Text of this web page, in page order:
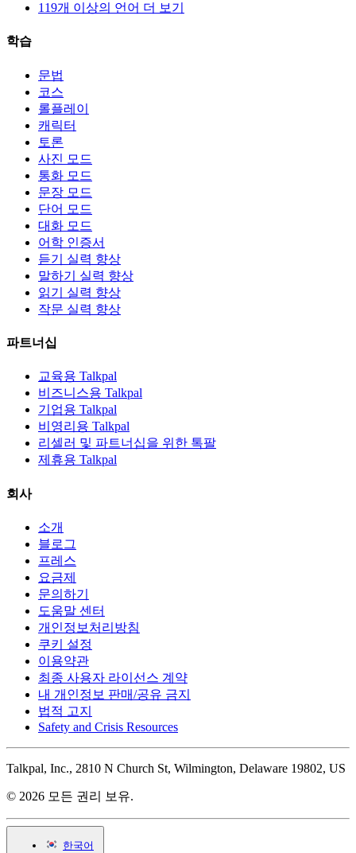
119개 이상의 언어 더 보기
학습
문법
코스
롤플레이
캐릭터
토론
사진 모드
통화 모드
문장 모드
단어 모드
대화 모드
어학 인증서
듣기 실력 향상
말하기 실력 향상
읽기 실력 향상
작문 실력 향상
파트너십
교육용 Talkpal
비즈니스용 Talkpal
기업용 Talkpal
비영리용 Talkpal
리셀러 및 파트너십을 위한 톡팔
제휴용 Talkpal
회사
소개
블로그
프레스
요금제
문의하기
도움말 센터
개인정보처리방침
쿠키 설정
이용약관
최종 사용자 라이선스 계약
내 개인정보 판매/공유 금지
법적 고지
Safety and Crisis Resources
Talkpal, Inc., 2810 N Church St, Wilmington, Delaware 19802, US
© 2026 모든 권리 보유.
한국어